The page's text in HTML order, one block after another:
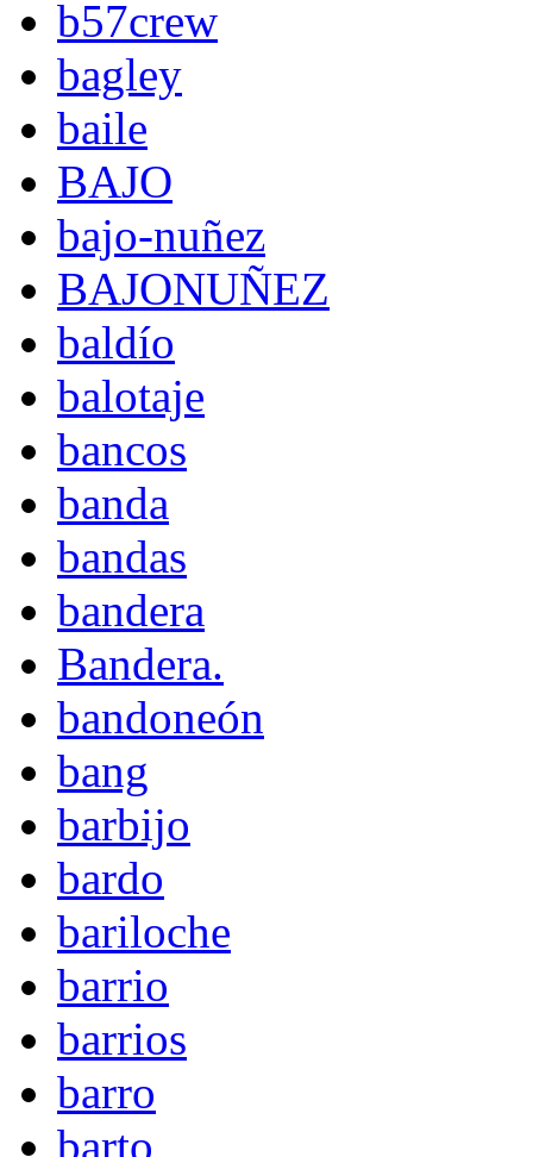
b57crew
bagley
baile
BAJO
bajo-nuñez
BAJONUÑEZ
baldío
balotaje
bancos
banda
bandas
bandera
Bandera.
bandoneón
bang
barbijo
bardo
bariloche
barrio
barrios
barro
barto